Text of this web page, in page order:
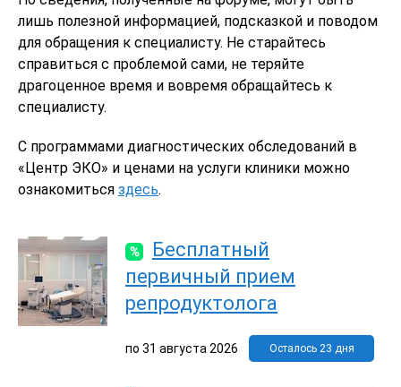
лишь полезной информацией, подсказкой и поводом
для обращения к специалисту. Не старайтесь
справиться с проблемой сами, не теряйте
драгоценное время и вовремя обращайтесь к
специалисту.
С программами диагностических обследований в
«Центр ЭКО» и ценами на услуги клиники можно
ознакомиться здесь.
Бесплатный
первичный прием
репродуктолога
по 31 августа 2026 Осталось 23 дня